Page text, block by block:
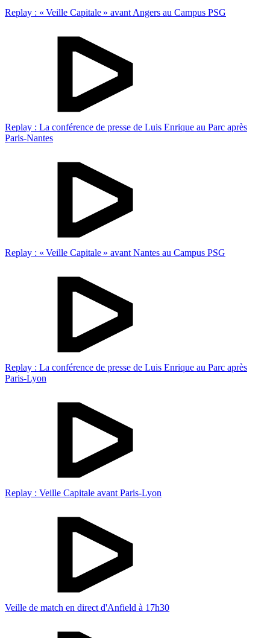
Replay : « Veille Capitale » avant Angers au Campus PSG
Replay : La conférence de presse de Luis Enrique au Parc après
Paris-Nantes
Replay : « Veille Capitale » avant Nantes au Campus PSG
Replay : La conférence de presse de Luis Enrique au Parc après
Paris-Lyon
Replay : Veille Capitale avant Paris-Lyon
Veille de match en direct d'Anfield à 17h30